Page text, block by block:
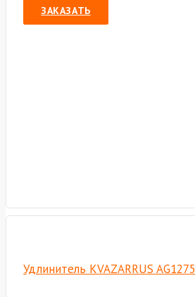
ЗАКАЗАТЬ
Удлинитель KVAZARRUS AG1275